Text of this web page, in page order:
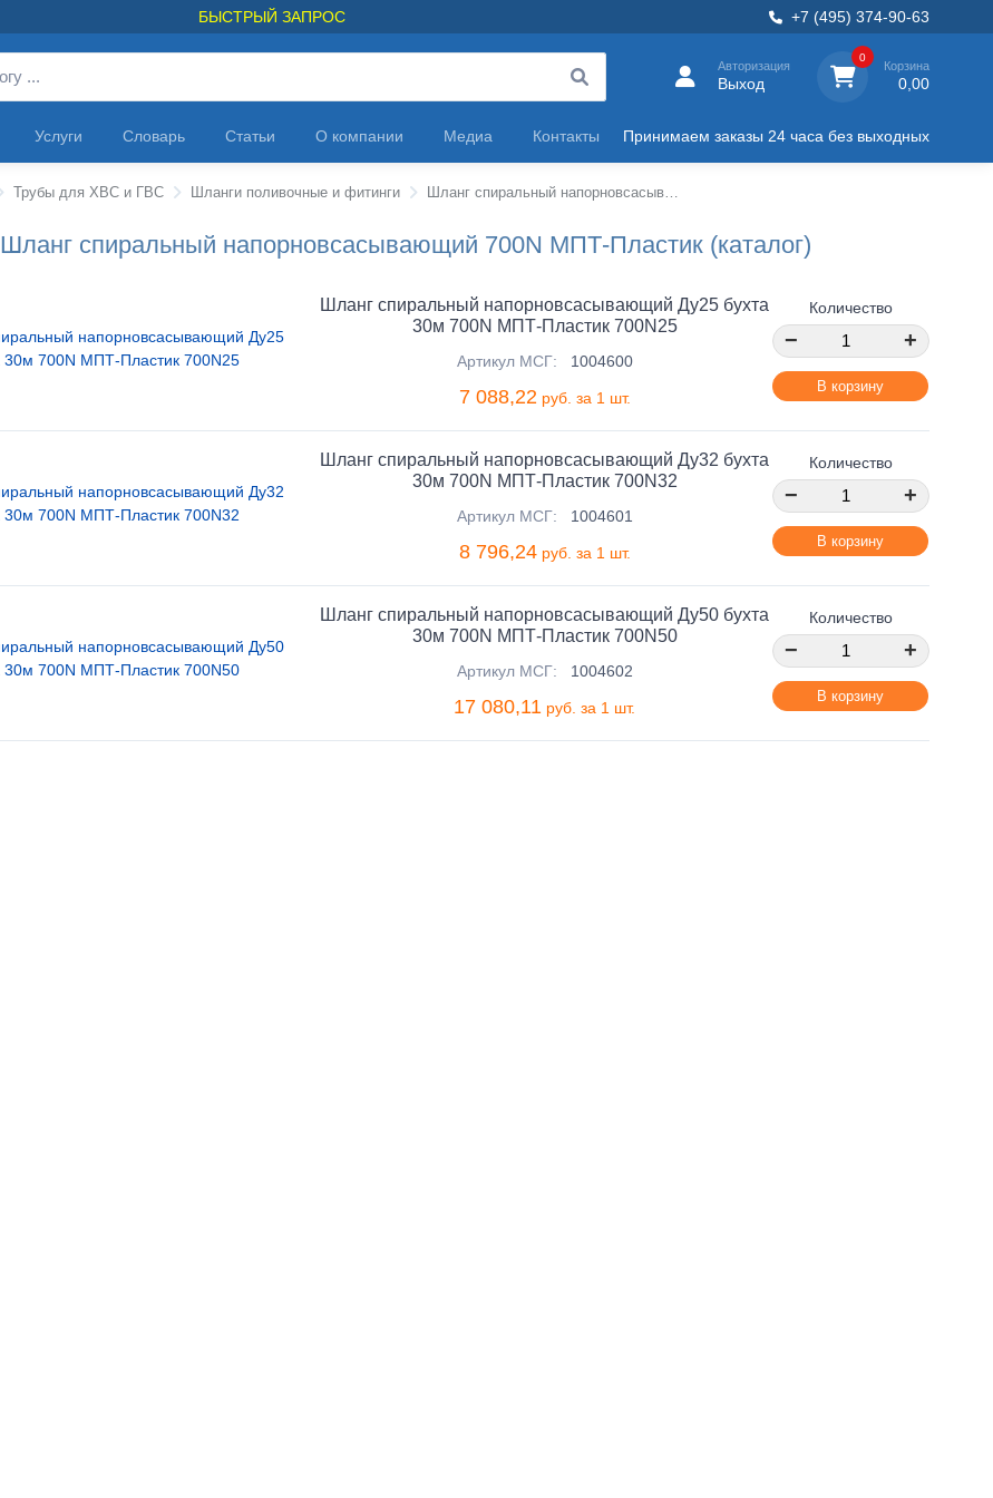
БЫСТРЫЙ ЗАПРОС +7 (495) 374-90-63
Авторизация
Выход
0
Корзина
0,00
Услуги Словарь Статьи О компании Медиа Контакты Принимаем заказы 24 часа без выходных
Трубы для ХВС и ГВС Шланги поливочные и фитинги Шланг спиральный напорновсасывающий 700N МПТ-Пластик
Шланг спиральный напорновсасывающий 700N МПТ-Пластик (каталог)
Шланг спиральный напорновсасывающий Ду25 бухта
30м 700N МПТ-Пластик 700N25
Артикул МСГ: 1004600
7 088,22 руб. за 1 шт.
Количество
− +
В корзину
Шланг спиральный напорновсасывающий Ду32 бухта
30м 700N МПТ-Пластик 700N32
Артикул МСГ: 1004601
8 796,24руб. за 1 шт.
Количество
− +
В корзину
Шланг спиральный напорновсасывающий Ду50 бухта
30м 700N МПТ-Пластик 700N50
Артикул МСГ: 1004602
17 080,11 руб. за 1 шт.
Количество
− +
В корзину